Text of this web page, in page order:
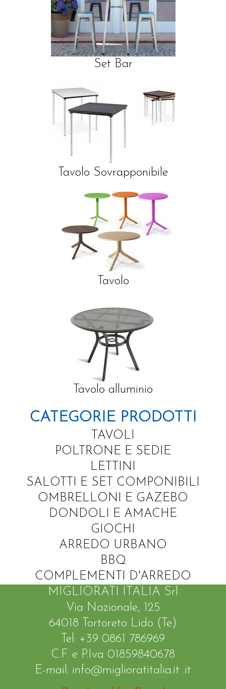
Set Bar
Tavolo Sovrapponibile
Tavolo
Tavolo alluminio
CATEGORIE PRODOTTI
TAVOLI
POLTRONE E SEDIE
LETTINI
SALOTTI E SET COMPONIBILI
OMBRELLONI E GAZEBO
DONDOLI E AMACHE
GIOCHI
ARREDO URBANO
BBQ
COMPLEMENTI D'ARREDO
MIGLIORATI ITALIA Srl
Via Nazionale, 125
64018 Tortoreto Lido (Te)
Tel: +39 0861 786969
C.F. e P.Iva 01859840678
E-mail: info@miglioratitalia.it .it